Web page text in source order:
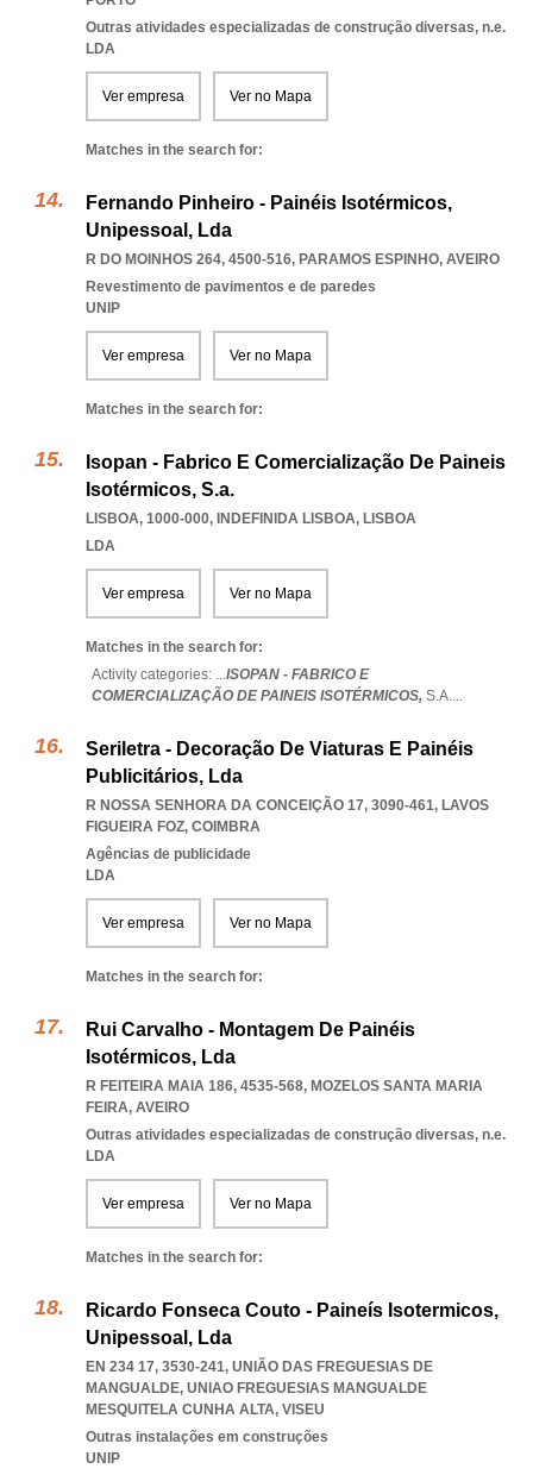
Outras atividades especializadas de construção diversas, n.e.
LDA
Ver empresa Ver no Mapa
Matches in the search for:
Fernando Pinheiro - Painéis Isotérmicos,
Unipessoal, Lda
R DO MOINHOS 264, 4500-516, PARAMOS ESPINHO, AVEIRO
Revestimento de pavimentos e de paredes
UNIP
Ver empresa Ver no Mapa
Matches in the search for:
Isopan - Fabrico E Comercialização De Paineis
Isotérmicos, S.a.
LISBOA, 1000-000, INDEFINIDA LISBOA, LISBOA
LDA
Ver empresa Ver no Mapa
Matches in the search for:
Activity categories: ...ISOPAN - FABRICO E
COMERCIALIZAÇÃO DE PAINEIS ISOTÉRMICOS, S.A....
Seriletra - Decoração De Viaturas E Painéis
Publicitários, Lda
R NOSSA SENHORA DA CONCEIÇÃO 17, 3090-461, LAVOS
FIGUEIRA FOZ, COIMBRA
Agências de publicidade
LDA
Ver empresa Ver no Mapa
Matches in the search for:
Rui Carvalho - Montagem De Painéis
Isotérmicos, Lda
R FEITEIRA MAIA 186, 4535-568, MOZELOS SANTA MARIA
FEIRA, AVEIRO
Outras atividades especializadas de construção diversas, n.e.
LDA
Ver empresa Ver no Mapa
Matches in the search for:
Ricardo Fonseca Couto - Paineís Isotermicos,
Unipessoal, Lda
EN 234 17, 3530-241, UNIÃO DAS FREGUESIAS DE
MANGUALDE, UNIAO FREGUESIAS MANGUALDE
MESQUITELA CUNHA ALTA, VISEU
Outras instalações em construções
UNIP